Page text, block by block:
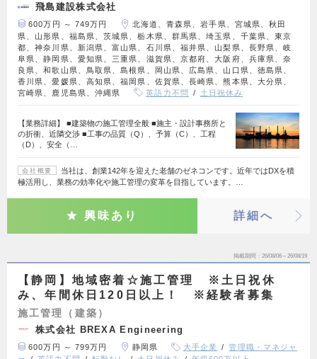
飛島建設株式会社
600万円 ～ 749万円
北海道、青森県、岩手県、宮城県、秋田
県、山形県、福島県、茨城県、栃木県、群馬県、埼玉県、千葉県、東京
都、神奈川県、新潟県、富山県、石川県、福井県、山梨県、長野県、岐
阜県、静岡県、愛知県、三重県、滋賀県、京都府、大阪府、兵庫県、奈
良県、和歌山県、鳥取県、島根県、岡山県、広島県、山口県、徳島県、
香川県、愛媛県、高知県、福岡県、佐賀県、長崎県、熊本県、大分県、
宮崎県、鹿児島県、沖縄県
英語力不問 土日祝休み
【業務詳細】 ■建築物の施工管理全般 ■施主・設計事務所と
の折衝、近隣交渉 ■工事の品質（Q）、予算（C）、工程
（D）、安全（…
会社概要
当社は、創業142年を迎えた老舗のゼネコンです。近年ではDXを積
極活用し、業務の効率化や施工管理の変革を目指しています。…
興味あり 詳細へ
掲載期間 26/08/06～26/08/19
【静岡】地域密着☆施工管理 ※土日祝休
み、年間休日120日以上！ ※経験者募集
施工管理（建築）
株式会社 BREXA Engineering
600万円 ～ 799万円 静岡県 大手企業
管理職・マネジャ